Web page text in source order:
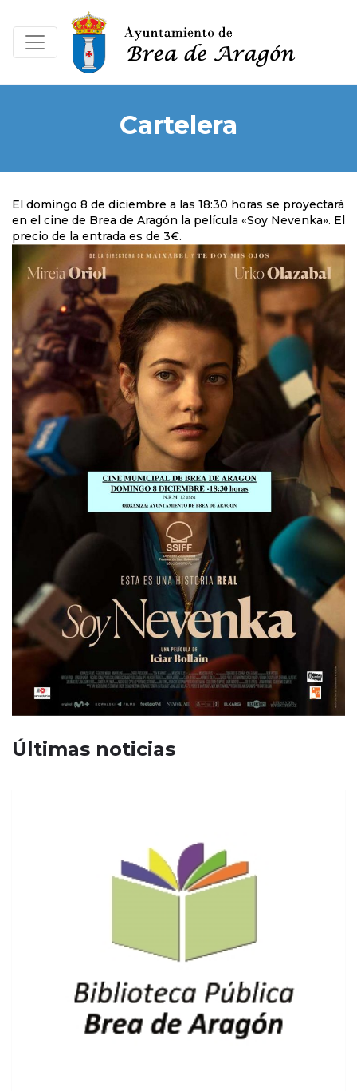
Cartelera
El domingo 8 de diciembre a las 18:30 horas se proyectará
en el cine de Brea de Aragón la película «Soy Nevenka». El
precio de la entrada es de 3€.
Últimas noticias